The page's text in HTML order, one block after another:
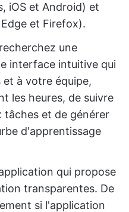
iOS et Android) et
et Firefox).
recherchez une
interface intuitive qui
à votre équipe,
les heures, de suivre
tâches et de générer
d'apprentissage
qui propose
transparentes. De
si l'application